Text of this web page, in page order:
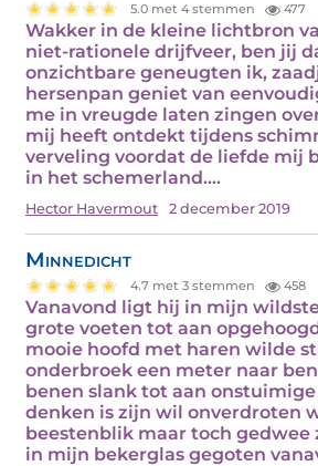
5.0 met 4 stemmen 477
Wakker in de kleine lichtbron
niet-rationele drijfveer, ben jij
onzichtbare geneugten ik,
hersenpan geniet van
me in vreugde laten zingen
mij heeft ontdekt tijdens
verveling voordat de liefde mij
in het schemerland.…
Hector Havermout 2 december 2019
Minnedicht
4.7 met 3 stemmen 458
Vanavond ligt hij in mijn
grote voeten tot aan
mooie hoofd met haren wilde
onderbroek een meter naar
benen slank tot aan
denken is zijn wil onverdroten
beestenblik maar toch
in mijn bekerglas gegoten